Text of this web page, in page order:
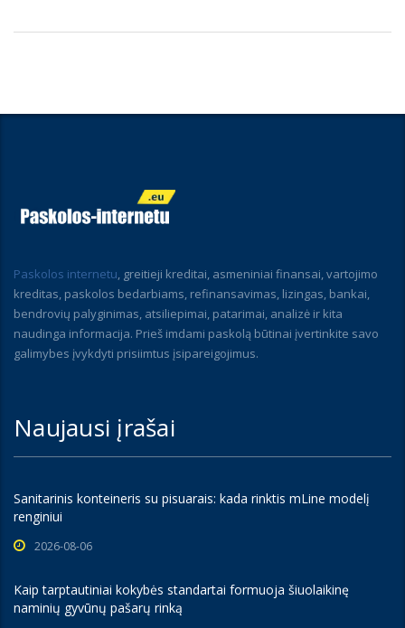
Paskolos internetu, greitieji kreditai, asmeniniai finansai, vartojimo
kreditas, paskolos bedarbiams, refinansavimas, lizingas, bankai,
bendrovių palyginimas, atsiliepimai, patarimai, analizė ir kita
naudinga informacija. Prieš imdami paskolą būtinai įvertinkite savo
galimybes įvykdyti prisiimtus įsipareigojimus.
Naujausi įrašai
Sanitarinis konteineris su pisuarais: kada rinktis mLine modelį
renginiui
2026-08-06
Kaip tarptautiniai kokybės standartai formuoja šiuolaikinę
naminių gyvūnų pašarų rinką